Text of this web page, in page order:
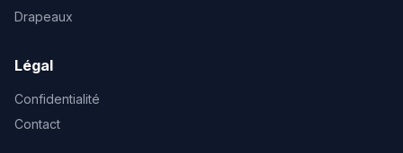
Drapeaux
Légal
Confidentialité
Contact